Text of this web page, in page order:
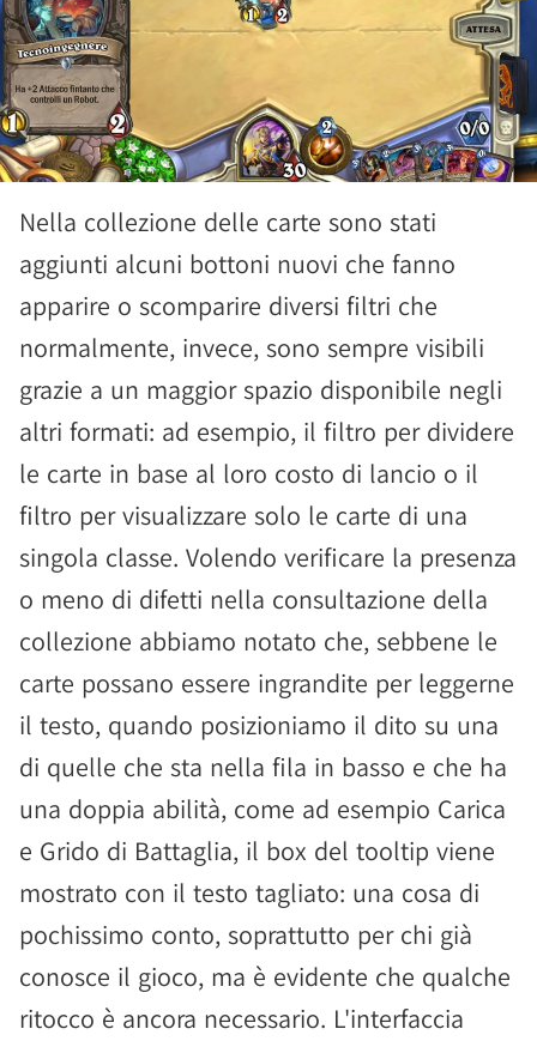
Nella collezione delle carte sono stati
aggiunti alcuni bottoni nuovi che fanno
apparire o scomparire diversi filtri che
normalmente, invece, sono sempre visibili
grazie a un maggior spazio disponibile negli
altri formati: ad esempio, il filtro per dividere
le carte in base al loro costo di lancio o il
filtro per visualizzare solo le carte di una
singola classe. Volendo verificare la presenza
o meno di difetti nella consultazione della
collezione abbiamo notato che, sebbene le
carte possano essere ingrandite per leggerne
il testo, quando posizioniamo il dito su una
di quelle che sta nella fila in basso e che ha
una doppia abilità, come ad esempio Carica
e Grido di Battaglia, il box del tooltip viene
mostrato con il testo tagliato: una cosa di
pochissimo conto, soprattutto per chi già
conosce il gioco, ma è evidente che qualche
ritocco è ancora necessario. L'interfaccia